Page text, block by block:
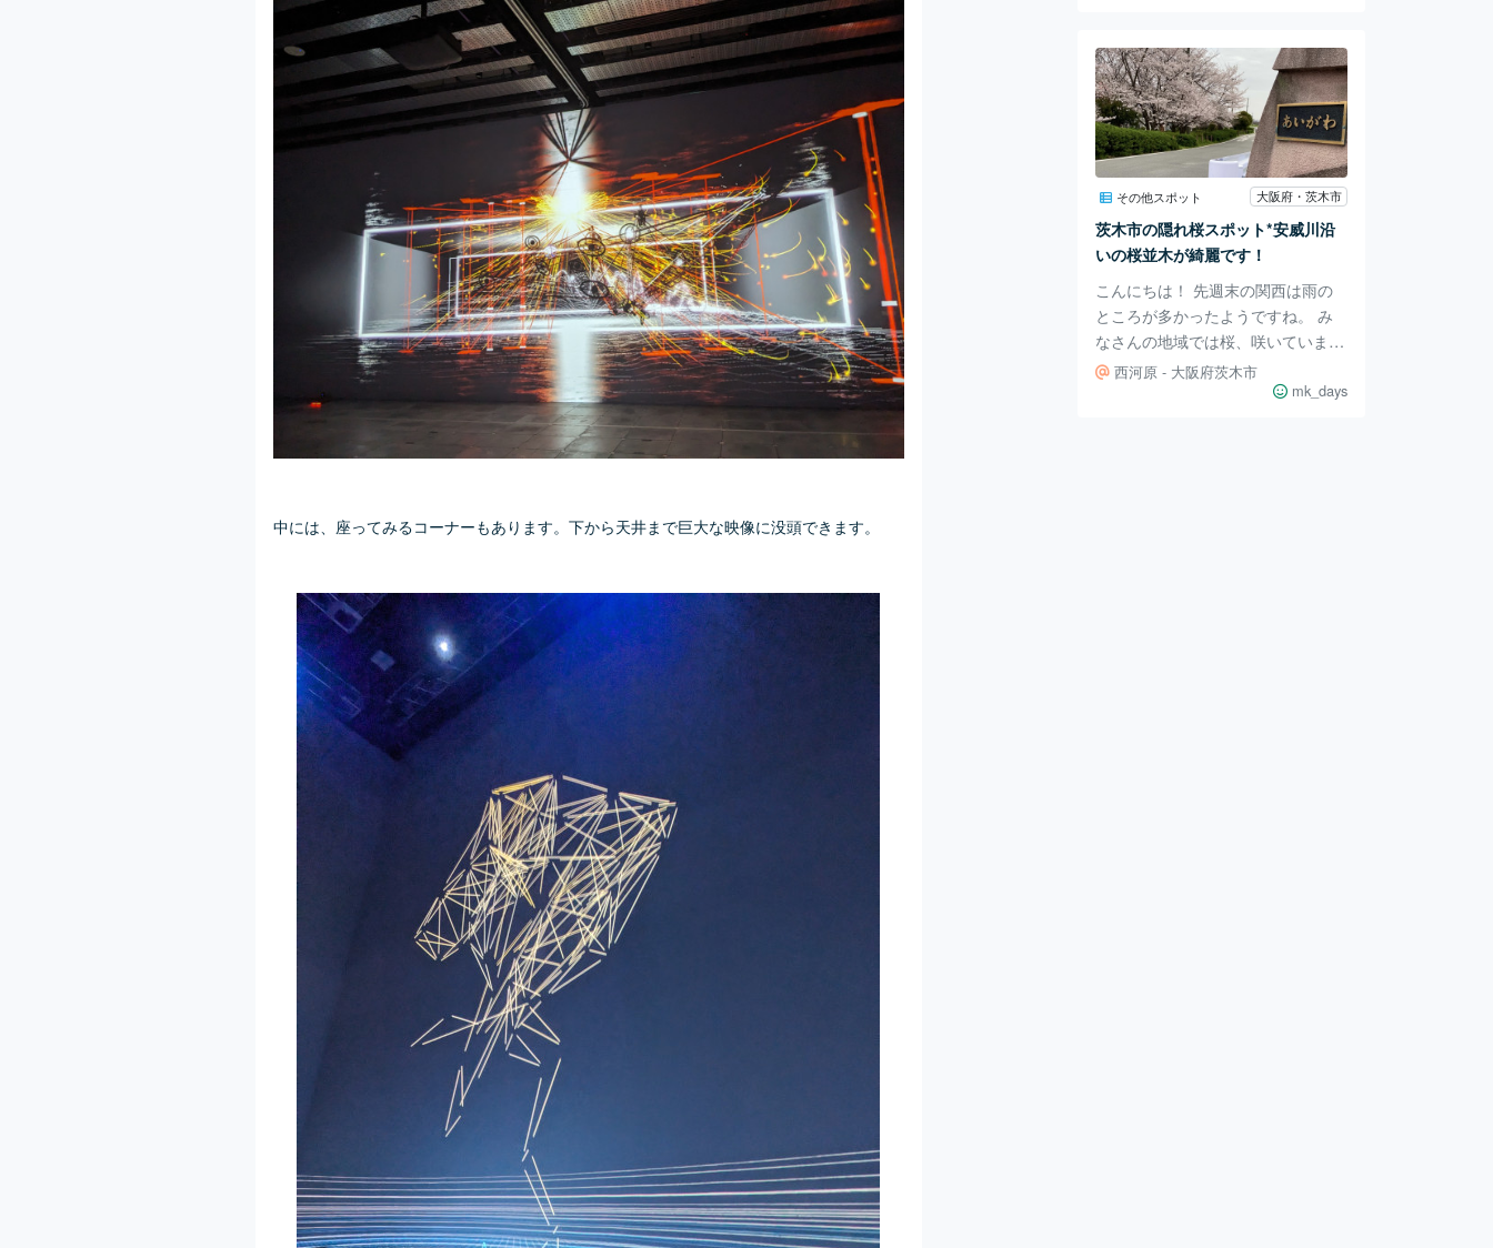
中には、座ってみるコーナーもあります。下から天井まで巨大な映像に没頭できます。
りイベントもあるのでいつ行っても
楽しめます。 当日の営業情報（雨
天中止など）については公式インス
タグラムでわかるみたいです。 開
放感たっぷり、夜景を見ながら、心
置きなく楽しめます。 美味しくて
楽しくて、オススメですよ～。
その他スポット 大阪府・茨木市
茨木市の隠れ桜スポット*安威川沿
いの桜並木が綺麗です！
こんにちは！ 先週末の関西は雨の
ところが多かったようですね。 み
なさんの地域では桜、咲いています
か？ 私は雨が降る前の土曜日、桜
を見に行って来ました🌸 大阪府茨
西河原 - 大阪府茨木市
mk_days